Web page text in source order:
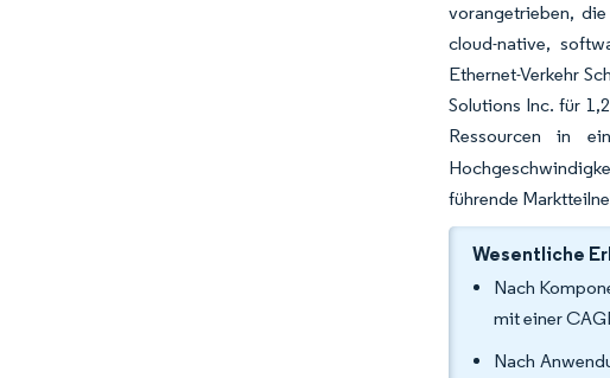
vorangetrieben,
cloud-native,
Ethernet-Verkehr
Solutions Inc. für
Ressourcen in
führende
Wesentliche
Nach
mit einer
Nach